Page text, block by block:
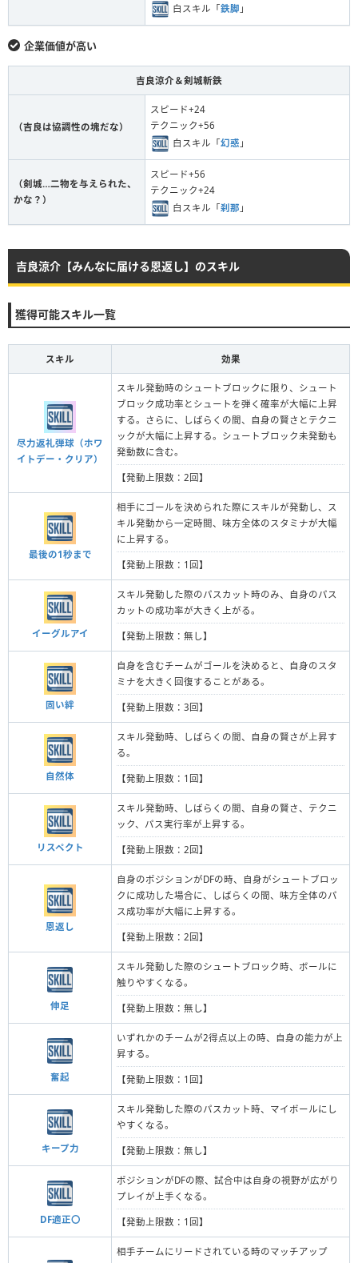
白スキル「鉄脚 」
企業価値が高い
吉良涼介＆剣城斬鉄
（吉良は協調性の塊だな）
スピード+24
テクニック+56
白スキル「幻惑 」
（剣城…二物を与えられた、
かな？）
スピード+56
テクニック+24
白スキル「刹那 」
吉良涼介【みんなに届ける恩返し】のスキル
獲得可能スキル一覧
スキル 効果
尽力返礼弾球（ホワ
イトデー・クリア）
スキル発動時のシュートブロックに限り、シュート
ブロック成功率とシュートを弾く確率が大幅に上昇
する。さらに、しばらくの間、自身の賢さとテクニ
ックが大幅に上昇する。シュートブロック未発動も
発動数に含む。
【発動上限数：2回】
最後の1秒まで
相手にゴールを決められた際にスキルが発動し、ス
キル発動から一定時間、味方全体のスタミナが大幅
に上昇する。
【発動上限数：1回】
イーグルアイ
スキル発動した際のパスカット時のみ、自身のパス
カットの成功率が大きく上がる。
【発動上限数：無し】
固い絆
自身を含むチームがゴールを決めると、自身のスタ
ミナを大きく回復することがある。
【発動上限数：3回】
自然体
スキル発動時、しばらくの間、自身の賢さが上昇す
る。
【発動上限数：1回】
リスペクト
スキル発動時、しばらくの間、自身の賢さ、テクニ
ック、パス実行率が上昇する。
【発動上限数：2回】
恩返し
自身のポジションがDFの時、自身がシュートブロッ
クに成功した場合に、しばらくの間、味方全体のパ
ス成功率が大幅に上昇する。
【発動上限数：2回】
伸足
スキル発動した際のシュートブロック時、ボールに
触りやすくなる。
【発動上限数：無し】
奮起
いずれかのチームが2得点以上の時、自身の能力が上
昇する。
【発動上限数：1回】
キープ力
スキル発動した際のパスカット時、マイボールにし
やすくなる。
【発動上限数：無し】
DF適正〇
ポジションがDFの際、試合中は自身の視野が広がり
プレイが上手くなる。
【発動上限数：1回】
相手チームにリードされている時のマッチアップ